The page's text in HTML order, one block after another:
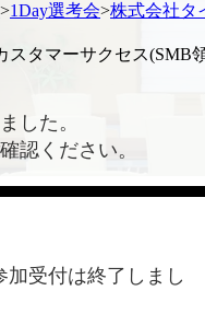
>1Day選考会>株式会社タ
スタマーサクセス(SMB
した。
認ください。
加受付は終了しまし